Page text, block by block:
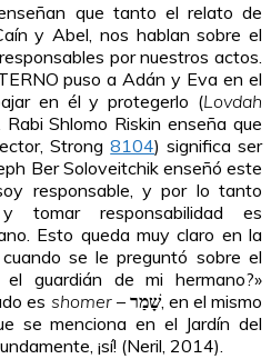
que tanto el relato de
y Abel, nos hablan sobre el
por nuestros actos.
puso a Adán y Eva en el
en él y protegerlo (Lovdah
Rabi Shlomo Riskin enseña que
Strong8104) significa ser
Ber Soloveitchik enseñó este
responsable, y por lo tanto
tomar responsabilidad es
Esto queda muy claro en la
se le preguntó sobre el
guardián de mi hermano?»
es shomer – שָׁמַר, en el mismo
se menciona en el Jardín del
¡sí! (Neril, 2014).